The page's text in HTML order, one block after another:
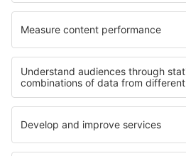
Cele mai bune locuri de cazare -
Cazare În Mures județul Cazare
Cazare în Bucovina Cazare în
Cazare în Muntenia Cazare în
Cazare in Malaysian Borneo